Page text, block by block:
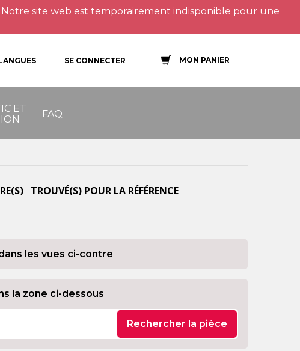
site web est temporairement indisponible pour une
SE CONNECTER MON PANIER
ET
FAQ
TROUVÉ(S) POUR LA RÉFÉRENCE
les vues ci-contre
la zone ci-dessous
Rechercher la pièce